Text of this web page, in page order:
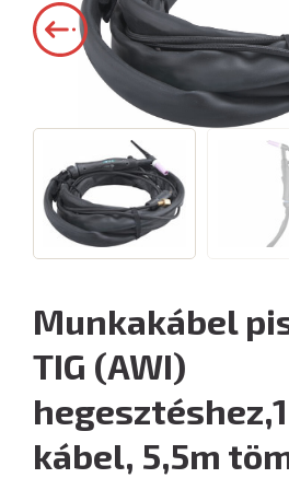
Munkakábel
TIG (AWI)
kábel, 5,5m